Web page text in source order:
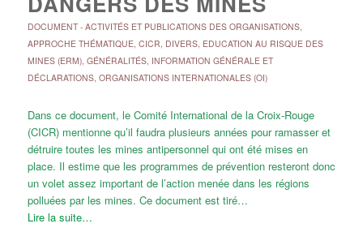
DOCUMENT- ACTIVITÉS ET PUBLICATIONS DES ORGANISATIONS,
APPROCHE THÉMATIQUE, CICR, DIVERS, EDUCATION AU RISQUE DES
MINES (ERM), GÉNÉRALITÉS, INFORMATION GÉNÉRALE ET
DÉCLARATIONS, ORGANISATIONS INTERNATIONALES (OI)
Dans ce document, le Comité International de la Croix-Rouge
(CICR) mentionne qu’il faudra plusieurs années pour ramasser et
détruire toutes les mines antipersonnel qui ont été mises en
place. Il estime que les programmes de prévention resteront donc
un volet assez important de l’action menée dans les régions
polluées par les mines. Ce document est tiré…
Lire la suite…